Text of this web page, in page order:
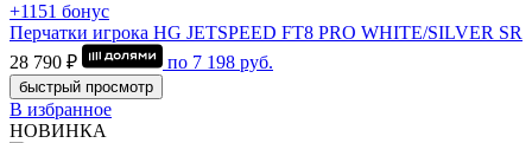
+1151 бонус
Перчатки игрока HG JETSPEED FT8 PRO WHITE/SILVER SR
28 790 ₽
по 7 198 руб.
быстрый просмотр
В избранное
НОВИНКА